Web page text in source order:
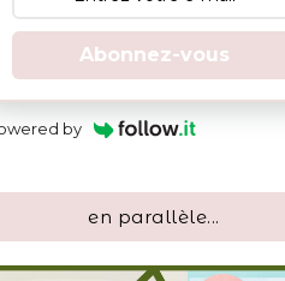
Abonnez-vous
by
en parallèle...